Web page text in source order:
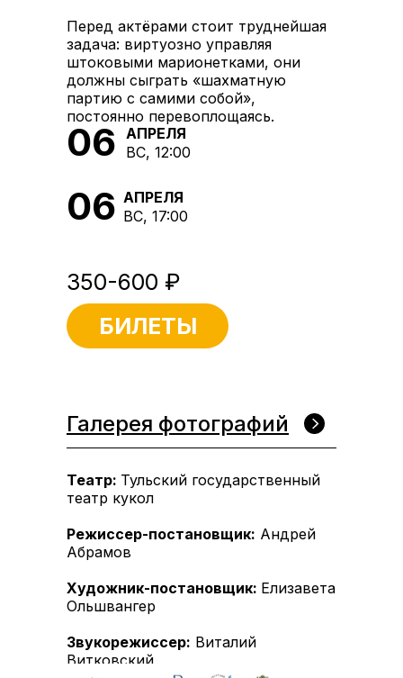
Перед актёрами стоит труднейшая
задача: виртуозно управляя
штоковыми марионетками, они
должны сыграть «шахматную
партию с самими собой»,
постоянно перевоплощаясь.
Галерея фотографий
Театр: Тульский государственный
театр кукол
Режиссер-постановщик: Андрей
Абрамов
Художник-постановщик: Елизавета
Ольшвангер
Звукорежиссер: Виталий
Витковский
БИЛЕТЫ
350-600 ₽
06 АПРЕЛЯ
ВС, 12:00
АПРЕЛЯ
06 ВС, 17:00